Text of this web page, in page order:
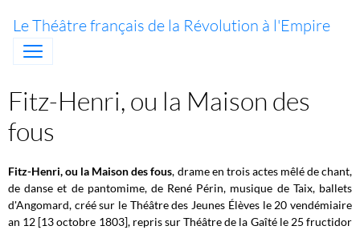
Le Théâtre français de la Révolution à l'Empire
Fitz-Henri, ou la Maison des
fous
Fitz-Henri, ou la Maison des fous, drame en trois actes mêlé de chant,
de danse et de pantomime, de René Périn, musique de Taix, ballets
d'Angomard, créé sur le Théâtre des Jeunes Élèves le 20 vendémiaire
an 12 [13 octobre 1803], repris surThéâtre de la Gaîté le 25 fructidor